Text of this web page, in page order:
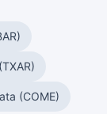
(COME)